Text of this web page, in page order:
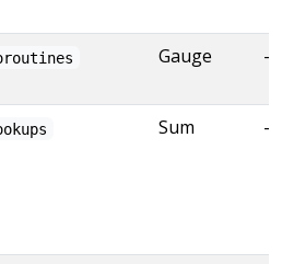
Gauge -
Sum -